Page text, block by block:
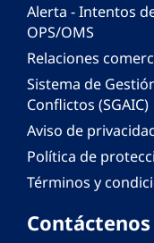
Alerta - Intentos
OPS/OMS
Relaciones
Sistema de
Conflictos (SGAIC)
Aviso de
Política de
Términos y
Contáctenos